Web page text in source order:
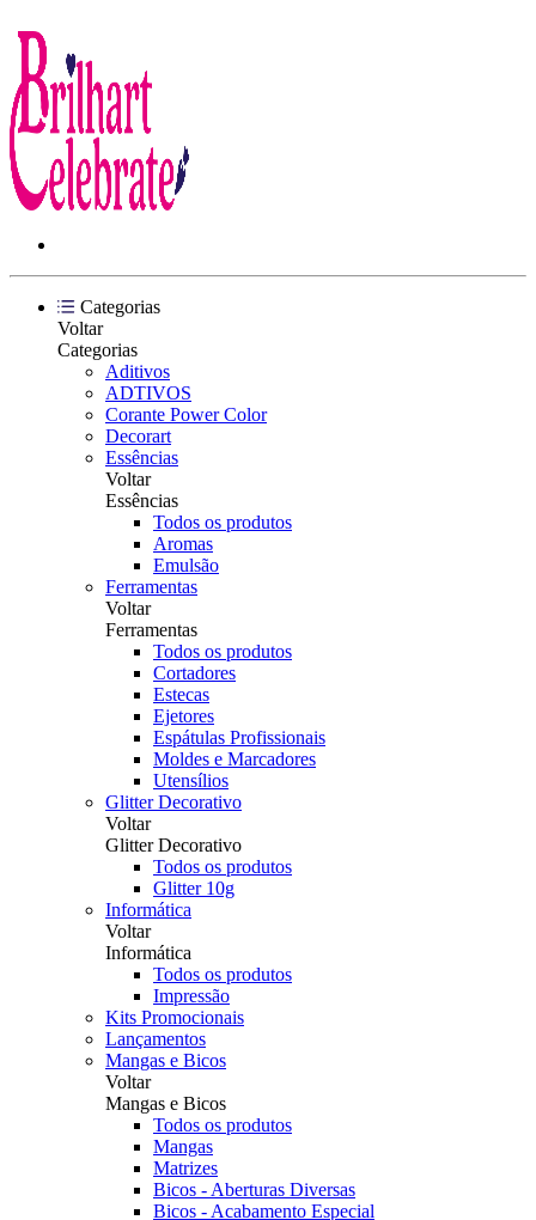
Categorias
Voltar
Categorias
Aditivos
ADTIVOS
Corante Power Color
Decorart
Essências
Voltar
Essências
Todos os produtos
Aromas
Emulsão
Ferramentas
Voltar
Ferramentas
Todos os produtos
Cortadores
Estecas
Ejetores
Espátulas Profissionais
Moldes e Marcadores
Utensílios
Glitter Decorativo
Voltar
Glitter Decorativo
Todos os produtos
Glitter 10g
Informática
Voltar
Informática
Todos os produtos
Impressão
Kits Promocionais
Lançamentos
Mangas e Bicos
Voltar
Mangas e Bicos
Todos os produtos
Mangas
Matrizes
Bicos - Aberturas Diversas
Bicos - Acabamento Especial